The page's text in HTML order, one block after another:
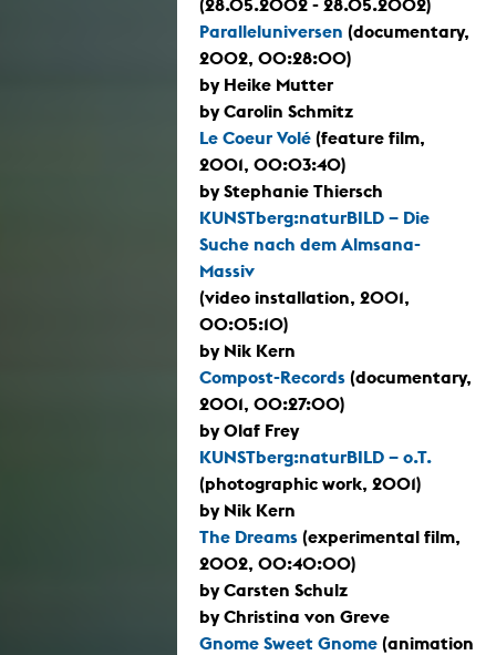
Paralleluniversen (documentary,
2002, 00:28:00)
by Heike Mutter
by Carolin Schmitz
Le Coeur Volé (feature film,
2001, 00:03:40)
by Stephanie Thiersch
KUNSTberg:naturBILD – Die
Suche nach dem Almsana-
Massiv
(video installation, 2001,
00:05:10)
by Nik Kern
Compost-Records (documentary,
2001, 00:27:00)
by Olaf Frey
KUNSTberg:naturBILD – o.T.
(photographic work, 2001)
by Nik Kern
The Dreams (experimental film,
2002, 00:40:00)
by Carsten Schulz
by Christina von Greve
Gnome Sweet Gnome (animation